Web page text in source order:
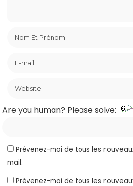
Are you human? Please solve:
Prévenez-moi de tous les
mail.
Prévenez-moi de tous les